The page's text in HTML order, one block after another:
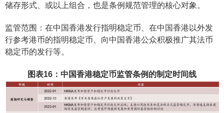
储存形式、或以上组合，也是条例规范管理的核心对象。
监管范围：在中国香港发行指明稳定币、在中国香港以外发
行参考港币的指明稳定币、向中国香港公众积极推广其法币
稳定币的发行等。
图表16：中国香港稳定币监管条例的制定时间线